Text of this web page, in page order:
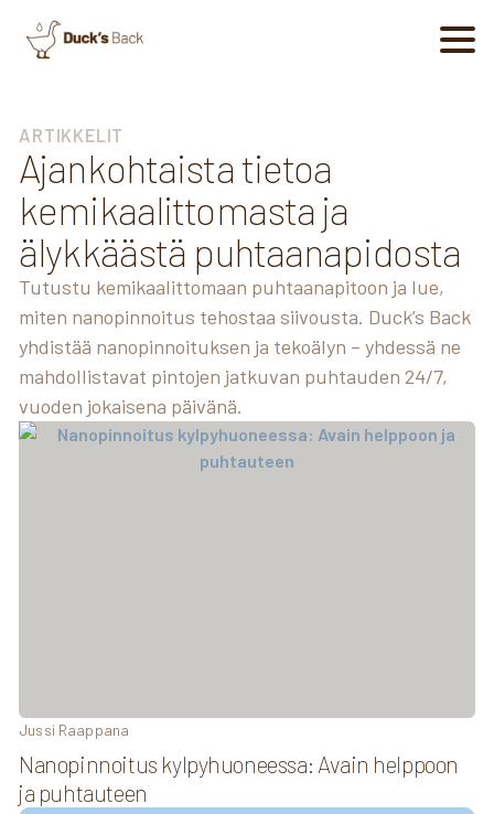
ARTIKKELIT
Ajankohtaista tietoa
kemikaalittomasta ja
älykkäästä puhtaanapidosta
Tutustu kemikaalittomaan puhtaanapitoon ja lue,
miten nanopinnoitus tehostaa siivousta. Duck’s Back
yhdistää nanopinnoituksen ja tekoälyn – yhdessä ne
mahdollistavat pintojen jatkuvan puhtauden 24/7,
vuoden jokaisena päivänä.
Nanopinnoitus kylpyhuoneessa: Avain helppoon
ja puhtauteen
Jussi Raappana